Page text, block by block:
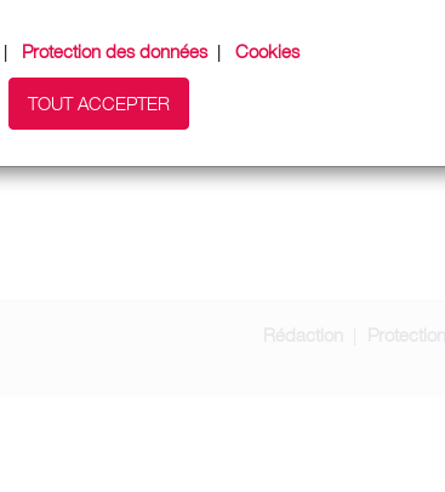
| Protection des données| Cookies
TOUT ACCEPTER